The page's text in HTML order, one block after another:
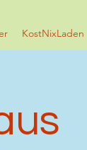
KostNixLaden